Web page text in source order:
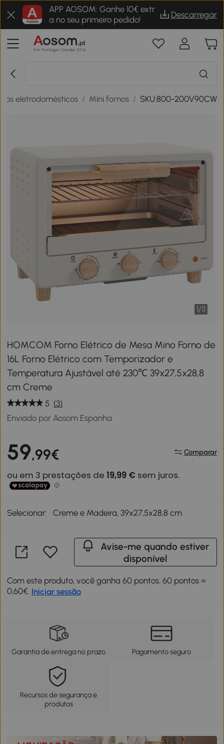
APP AOSOM: Ganhe 10€ extr
a no seu primeiro pedido!
Descarregar
eletrodomésticos / Mini fornos / SKU:800-200V90CW
1/11
HOMCOM Forno Elétrico de Mesa Mino Forno de
16L Forno Elétrico com Temporizador e
Temperatura Ajustável até 230℃ 39x27,5x28,8
cm Creme
5 (3)
Enviado por Aosom Espanha
59,99€ Comparar
Selecionar: Creme e Madeira, 39x27,5x28,8 cm
Avise-me quando estiver
disponível
Com este produto, você ganha 60 pontos. 60 pontos =
0,60€. Iniciar sessão
Garantia de entrega no prazo Pagamento seguro
Recursos de segurança e
produtos